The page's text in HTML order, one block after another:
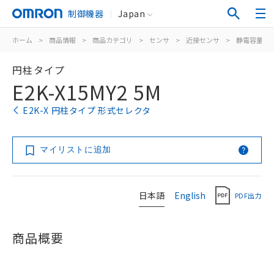
制御機器 Japan
ホーム > 商品情報 > 商品カテゴリ > センサ > 近接センサ > 静電容量形
円柱タイプ
E2K-X15MY2 5M
E2K-X 円柱タイプ 形式セレクタ
マイリストに追加
日本語 English PDF出力
商品概要